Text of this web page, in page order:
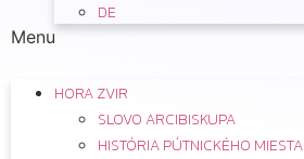
DE
Menu
HORA ZVIR
SLOVO ARCIBISKUPA
HISTÓRIA PÚTNICKÉHO MIESTA